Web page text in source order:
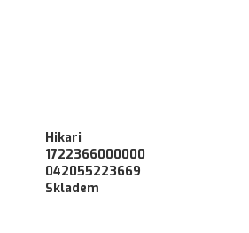
Hikari
1722366000000
042055223669
Skladem